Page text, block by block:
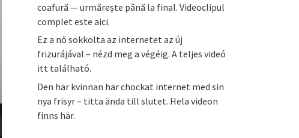
coafură — urmărește până la final. Videoclipul
complet este aici.
Ez a nő sokkolta az internetet az új
frizurájával – nézd meg a végéig. A teljes videó
itt található.
Den här kvinnan har chockat internet med sin
nya frisyr – titta ända till slutet. Hela videon
finns här.